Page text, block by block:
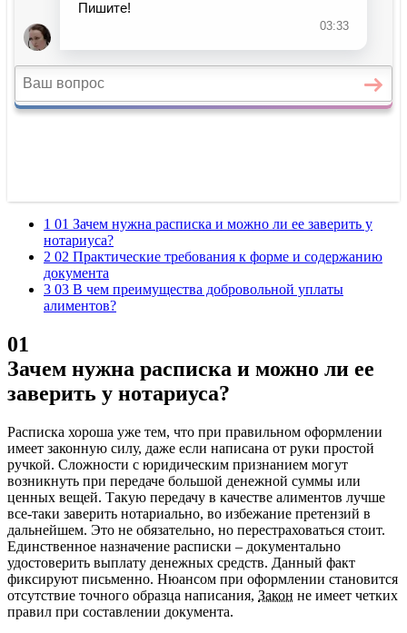
1 01 Зачем нужна расписка и можно ли ее заверить у
нотариуса?
2 02 Практические требования к форме и содержанию
документа
3 03 В чем преимущества добровольной уплаты
алиментов?
01
Зачем нужна расписка и можно ли ее
заверить у нотариуса?
Расписка хороша уже тем, что при правильном оформлении
имеет законную силу, даже если написана от руки простой
ручкой. Сложности с юридическим признанием могут
возникнуть при передаче большой денежной суммы или
ценных вещей. Такую передачу в качестве алиментов лучше
все-таки заверить нотариально, во избежание претензий в
дальнейшем. Это не обязательно, но перестраховаться стоит.
Единственное назначение расписки – документально
удостоверить выплату денежных средств. Данный факт
фиксируют письменно. Нюансом при оформлении становится
отсутствие точного образца написания, Закон не имеет четких
правил при составлении документа.